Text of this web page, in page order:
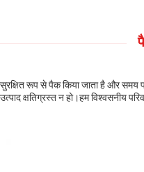
सुरक्षित रूप से पैक किया जाता है और
उत्पाद क्षतिग्रस्त न हो।हम विश्वसनीय